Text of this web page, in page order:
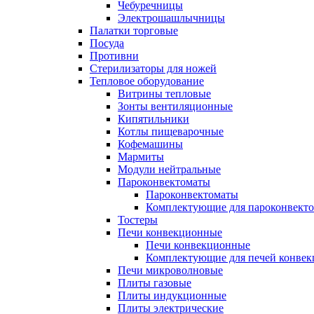
Чебуречницы
Электрошашлычницы
Палатки торговые
Посуда
Противни
Стерилизаторы для ножей
Тепловое оборудование
Витрины тепловые
Зонты вентиляционные
Кипятильники
Котлы пищеварочные
Кофемашины
Мармиты
Модули нейтральные
Пароконвектоматы
Пароконвектоматы
Комплектующие для
Тостеры
Печи конвекционные
Печи конвекционные
Комплектующие для печей
Печи микроволновые
Плиты газовые
Плиты индукционные
Плиты электрические